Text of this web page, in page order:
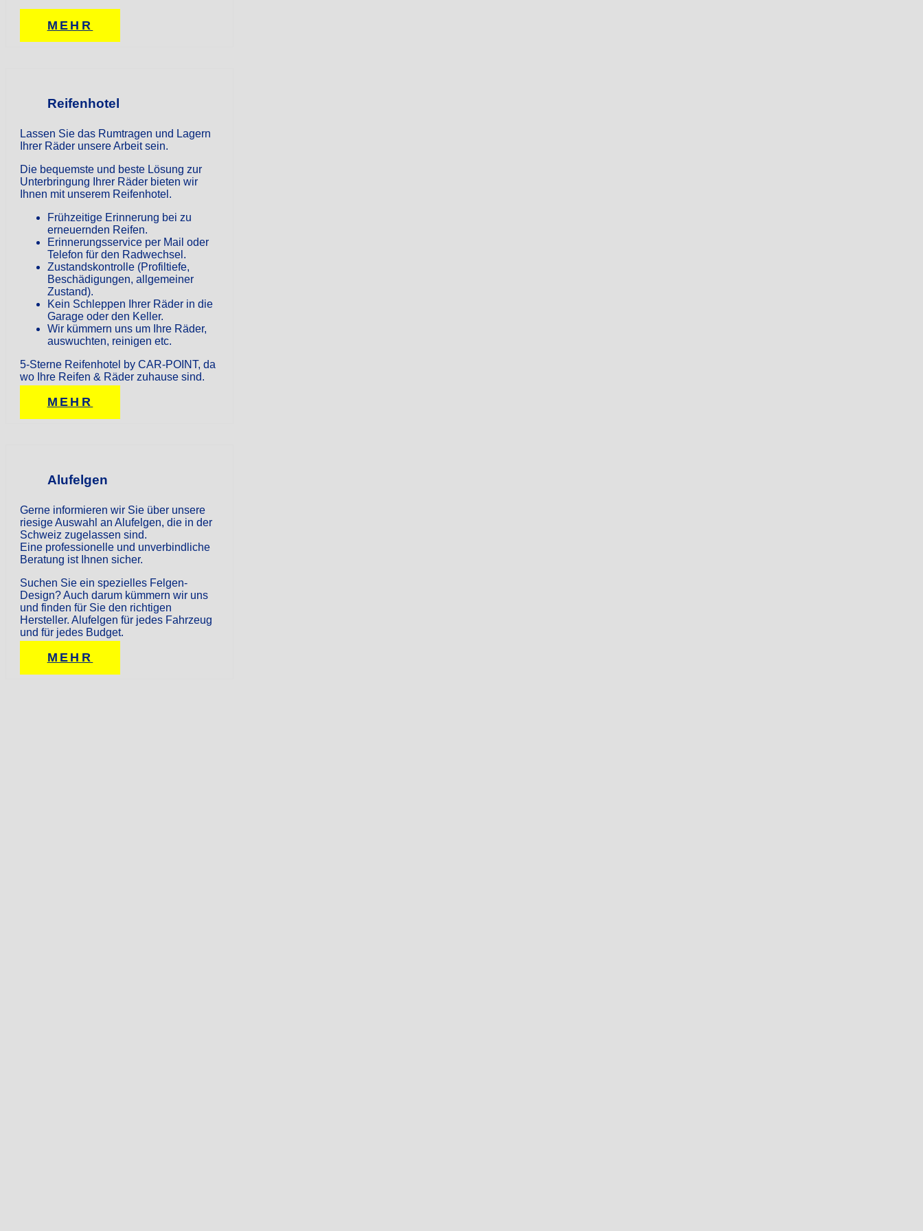
MEHR
Reifenhotel
Lassen Sie das Rumtragen und Lagern
Ihrer Räder unsere Arbeit sein.
Die bequemste und beste Lösung zur
Unterbringung Ihrer Räder bieten wir
Ihnen mit unserem Reifenhotel.
Frühzeitige Erinnerung bei zu
erneuernden Reifen.
Erinnerungsservice per Mail oder
Telefon für den Radwechsel.
Zustandskontrolle (Profiltiefe,
Beschädigungen, allgemeiner
Zustand).
Kein Schleppen Ihrer Räder in die
Garage oder den Keller.
Wir kümmern uns um Ihre Räder,
auswuchten, reinigen etc.
5-Sterne Reifenhotel by CAR-POINT, da
wo Ihre Reifen & Räder zuhause sind.
MEHR
Alufelgen
Gerne informieren wir Sie über unsere
riesige Auswahl an Alufelgen, die in der
Schweiz zugelassen sind.
Eine professionelle und unverbindliche
Beratung ist Ihnen sicher.
Suchen Sie ein spezielles Felgen-
Design? Auch darum kümmern wir uns
und finden für Sie den richtigen
Hersteller. Alufelgen für jedes Fahrzeug
und für jedes Budget.
MEHR